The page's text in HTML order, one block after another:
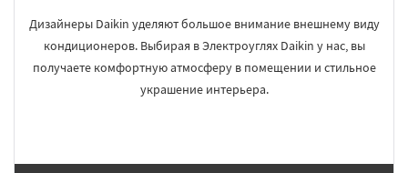
Дизайнеры Daikin уделяют большое внимание внешнему виду
кондиционеров. Выбирая в Электроуглях Daikin у нас, вы
получаете комфортную атмосферу в помещении и стильное
украшение интерьера.